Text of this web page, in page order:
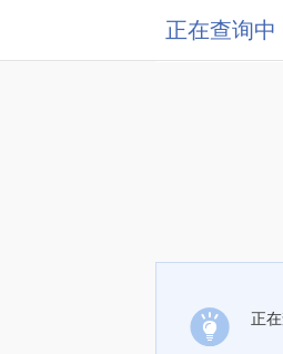
正在查询中
正